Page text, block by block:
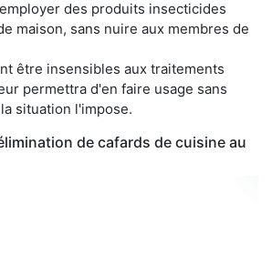
des produits insecticides
maison, sans nuire aux membres de
être insensibles aux traitements
permettra d'en faire usage sans
situation l'impose.
de cafards de cuisine au